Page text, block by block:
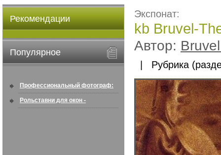
Рекомендации
Популярное
Профессиональный фотограф:
искусство создавать снимки, ...
Рольставни для окон -
Экспонат:
kb Bruvel-
Автор:
| Рубрика